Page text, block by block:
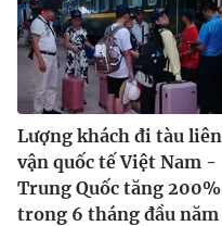
Lượng khách đi tàu liên
vận quốc tế Việt Nam -
Trung Quốc tăng 200%
trong 6 tháng đầu năm